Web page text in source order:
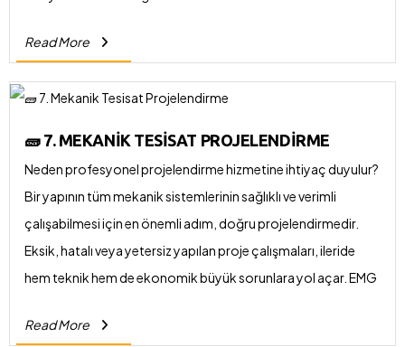
araya getiren entegre otomasyon çözümleri geliştiriyoruz.
akıllı bina altyapılarına uygun sistemler kuruyoruz. Bu sayede
müşterilerimize hem enerji verimliliği hem de işlevsel kolaylık
Read More
🧱 7. MEKANIK TESISAT PROJELENDIRME
Neden profesyonel projelendirme hizmetine ihtiyaç duyulur?
Bir yapının tüm mekanik sistemlerinin sağlıklı ve verimli
çalışabilmesi için en önemli adım, doğru projelendirmedir.
Eksik, hatalı veya yetersiz yapılan proje çalışmaları, ileride
hem teknik hem de ekonomik büyük sorunlara yol açar. EMG
alanında; ısıtma, soğutma, havalandırma, sıhhi tesisat ve
Read More